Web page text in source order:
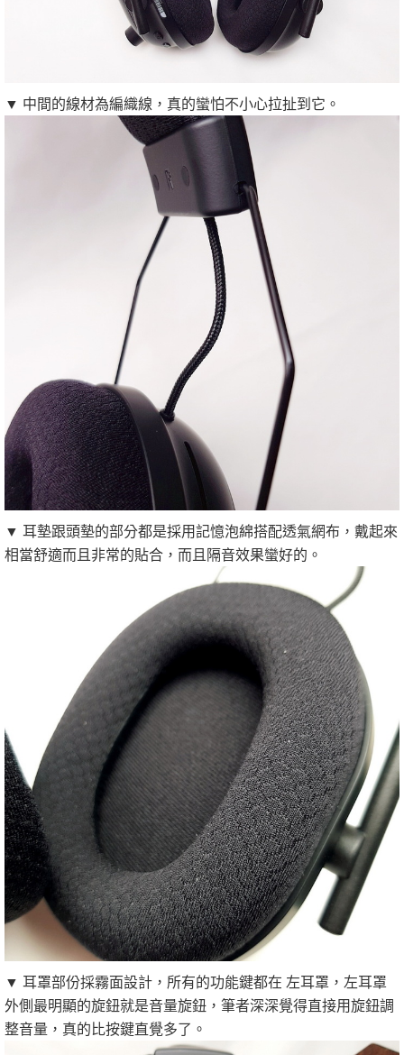
▼ 中間的線材為編織線，真的蠻怕不小心拉扯到它。
▼ 耳墊跟頭墊的部分都是採用記憶泡綿搭配透氣網布，戴起來
相當舒適而且非常的貼合，而且隔音效果蠻好的。
▼ 耳罩部份採霧面設計，所有的功能鍵都在 左耳罩，左耳罩
外側最明顯的旋鈕就是音量旋鈕，筆者深深覺得直接用旋鈕調
整音量，真的比按鍵直覺多了。